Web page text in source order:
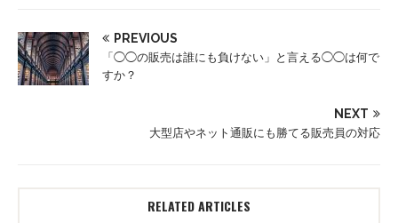
PREVIOUS
「◯◯の販売は誰にも負けない」と言える◯◯は何で
すか？
NEXT
大型店やネット通販にも勝てる販売員の対応
RELATED ARTICLES